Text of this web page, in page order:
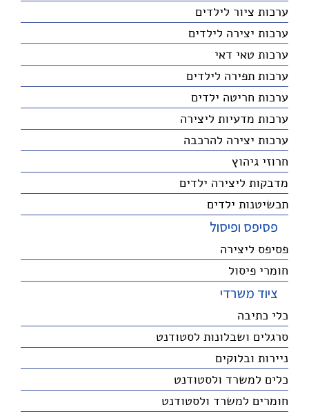
ערכות ציור לילדים
ערכות יצירה לילדים
ערכות טאי דאי
ערכות תפירה לילדים
ערכות חריטה ילדים
ערכות מדעיות ליצירה
ערכות יצירה להרכבה
חרוזי גיהוץ
מדבקות ליצירה ילדים
תכשיטנות ילדים
פסיפס ופיסול
פסיפס ליצירה
חומרי פיסול
ציוד משרדי
כלי כתיבה
סרגלים ושבלונות לסטודנט
ניירות ובלוקים
כלים למשרד ולסטודנט
חומרים למשרד ולסטודנט